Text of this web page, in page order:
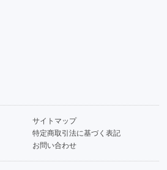
サイトマップ
特定商取引法に基づく表記
お問い合わせ